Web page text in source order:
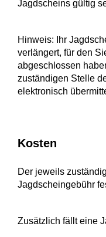
Jagdscheins gültig
Hinweis: Ihr
verlängert, für den
abgeschlossen
zuständigen Stelle
elektronisch
Kosten
Der jeweils
Jagdscheingebühr
Zusätzlich fällt eine